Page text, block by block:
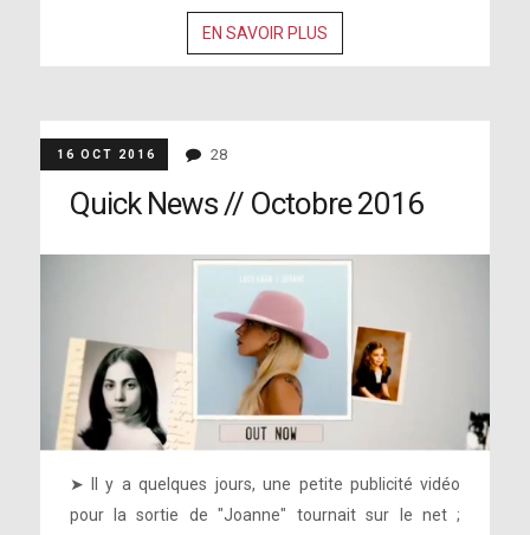
EN SAVOIR PLUS
16 OCT 2016 28
Quick News // Octobre 2016
➤ Il y a quelques jours, une petite publicité vidéo
pour la sortie de "Joanne" tournait sur le net ;